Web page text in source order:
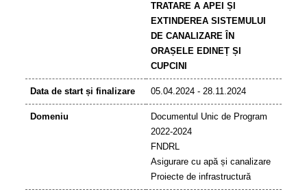
TRATARE A APEI ȘI
EXTINDEREA SISTEMULUI
DE CANALIZARE ÎN
ORAȘELE EDINEȚ ȘI
CUPCINI
Data de start și finalizare 05.04.2024 - 28.11.2024
Domeniu
Documentul Unic de Program
2022-2024
FNDRL
Asigurare cu apă și canalizare
Proiecte de infrastructură